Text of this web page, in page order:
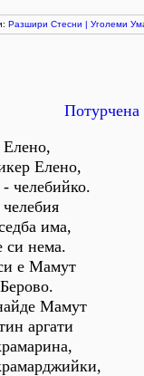
Разшири Стесни | Уголеми
Потурчена
Елено,
челебийко.
има,
си нема.
е Мамут
Мамут
аргати